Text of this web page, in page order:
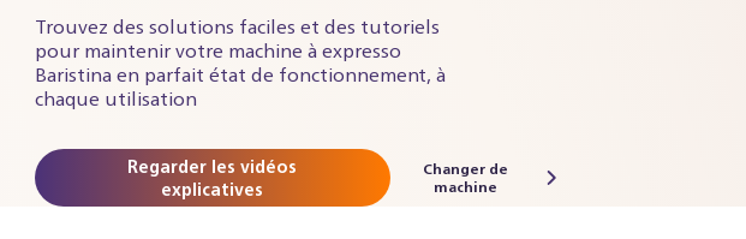
Trouvez des solutions faciles et des tutoriels
pour maintenir votre machine à expresso
Baristina en parfait état de fonctionnement, à
chaque utilisation
Regarder les vidéos
explicatives
Changer de
machine